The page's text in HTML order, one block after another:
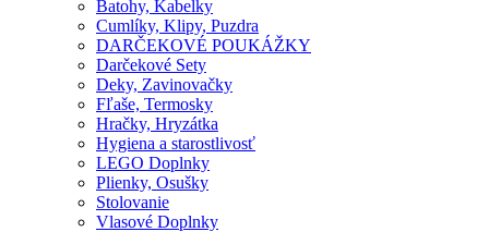
Batohy, Kabelky
Cumlíky, Klipy, Puzdra
DARČEKOVÉ POUKÁŽKY
Darčekové Sety
Deky, Zavinovačky
Fľaše, Termosky
Hračky, Hryzátka
Hygiena a starostlivosť
LEGO Doplnky
Plienky, Osušky
Stolovanie
Vlasové Doplnky